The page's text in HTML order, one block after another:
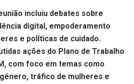
incluiu debates sobre
digital, empoderamento
e políticas de cuidado.
ações do Plano de Trabalho
com foco em temas como
tráfico de mulheres e